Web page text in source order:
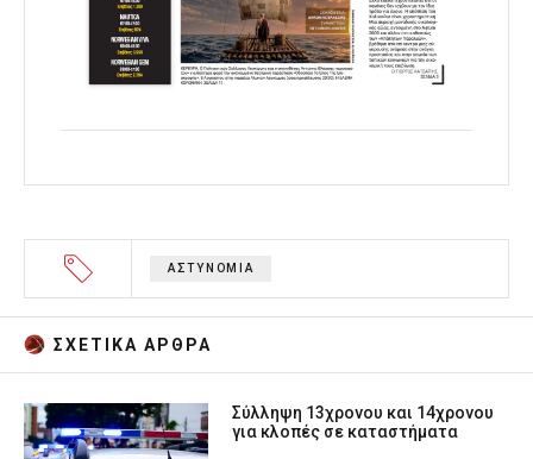
ΑΣΤΥΝΟΜΙΑ
ΣΧΕΤΙΚA AΡΘΡΑ
Σύλληψη 13χρονου και 14χρονου
για κλοπές σε καταστήματα